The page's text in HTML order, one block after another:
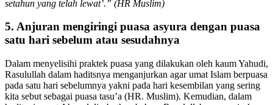
setahun yang telah lewat’.” (HR Muslim)
5. Anjuran mengiringi puasa asyura dengan puasa
satu hari sebelum atau sesudahnya
Dalam menyelisihi praktek puasa yang dilakukan oleh kaum Yahudi,
Rasulullah dalam haditsnya menganjurkan agar umat Islam berpuasa
pada satu hari sebelumnya yakni pada hari kesembilan yang sering
kita sebut sebagai puasa tasu’a (HR. Muslim). Kemudian, dalam